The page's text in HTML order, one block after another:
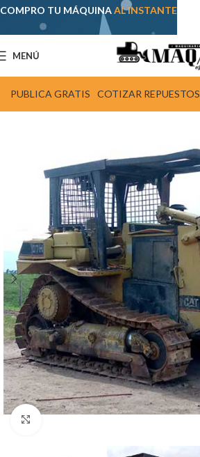
MENÚ
PUBLICA GRATIS COTIZAR REPUESTOS
COMPRO TU MÁQUINAAL INSTANTE